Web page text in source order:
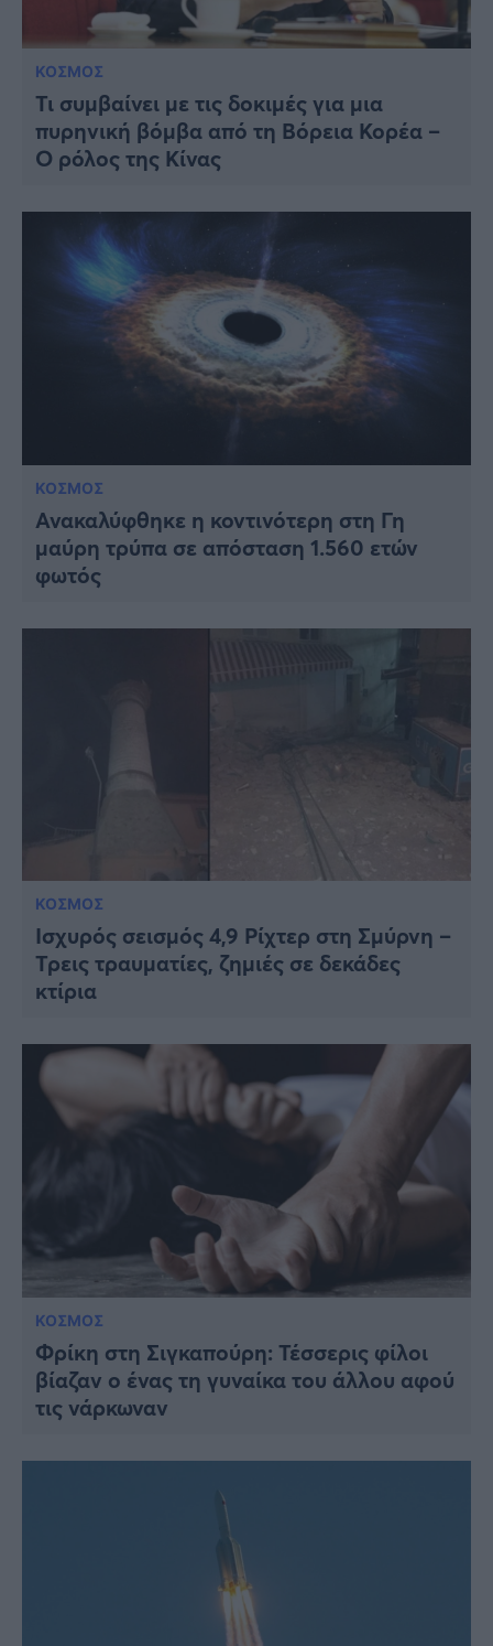
ΚΟΣΜΟΣ
Τι συμβαίνει με τις δοκιμές για μια
πυρηνική βόμβα από τη Βόρεια Κορέα –
Ο ρόλος της Κίνας
ΚΟΣΜΟΣ
Ανακαλύφθηκε η κοντινότερη στη Γη
μαύρη τρύπα σε απόσταση 1.560 ετών
φωτός
ΚΟΣΜΟΣ
Ισχυρός σεισμός 4,9 Ρίχτερ στη Σμύρνη –
Τρεις τραυματίες, ζημιές σε δεκάδες
κτίρια
ΚΟΣΜΟΣ
Φρίκη στη Σιγκαπούρη: Τέσσερις φίλοι
βίαζαν ο ένας τη γυναίκα του άλλου αφού
τις νάρκωναν